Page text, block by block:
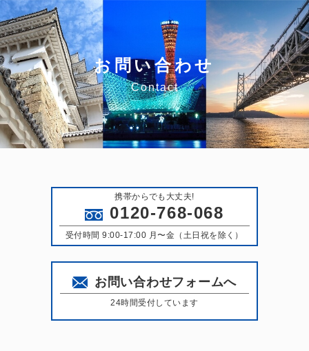
お問い合わせ
Contact
携帯からでも大丈夫!
0120-768-068
受付時間 9:00-17:00 月〜金（土日祝を除く）
お問い合わせフォームへ
24時間受付しています